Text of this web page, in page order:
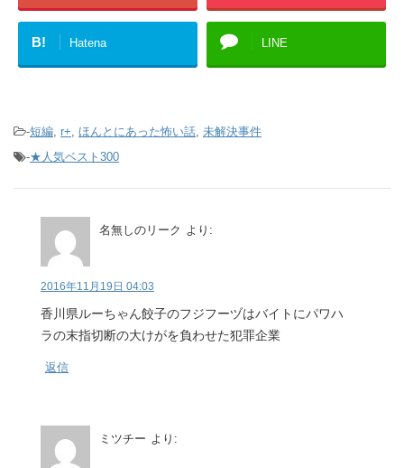
B! Hatena LINE
-短編 r+ ほんとにあった怖い話 未解決事件
-★人気ベスト300
名無しのリーク より:
2016年11月19日 04:03
香川県ルーちゃん餃子のフジフーヅはバイトにパワハ
ラの末指切断の大けがを負わせた犯罪企業
返信
ミツチー より: